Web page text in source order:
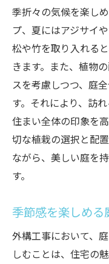
季折々の気候を楽し
プ、夏にはアジサイ
松や竹を取り入れる
きます。また、植物
スを考慮しつつ、庭
す。それにより、訪
住まい全体の印象を
切な植栽の選択と配
ながら、美しい庭を
す。
季節感を楽しめる
外構工事において、
しむことは、住宅の